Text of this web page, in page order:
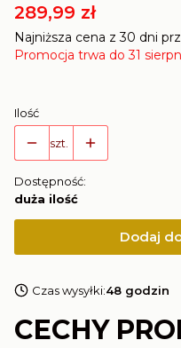
289,99 zł
Najniższa cena z 30 dni
Promocja trwa do 31
Ilość
szt.
Dostępność:
duża ilość
Dodaj
Czas wysyłki:48 godzin
CECHY